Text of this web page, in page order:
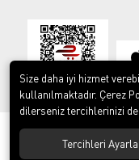
© 2023ERY İş
Size daha iyi hizmet
kullanılmaktadır. Çerez
dilerseniz tercihlerinizi
Tercihleri Ayarla